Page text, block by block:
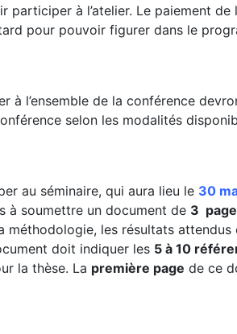
à l’atelier. Le paiement de
pour pouvoir figurer dans le
à l’ensemble de la conférence
selon les modalités
au séminaire, qui aura lieu le 30
à soumettre un document de 3
méthodologie, les résultats
doit indiquer les 5 à 10
la thèse. La première page de ce